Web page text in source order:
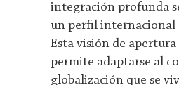
integración profunda
un perfil internacional
Esta visión de apertura
permite adaptarse al
globalización que se